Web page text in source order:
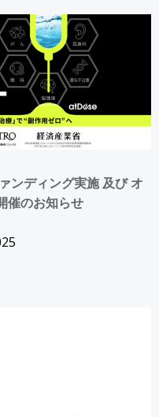
ンディング実施 及び オ
催のお知らせ